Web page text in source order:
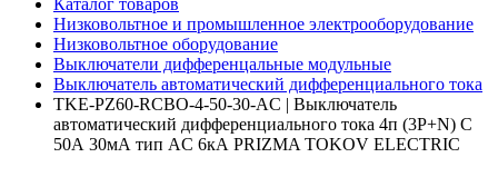
Каталог товаров
Низковольтное и промышленное электрооборудование
Низковольтное оборудование
Выключатели дифференцальные модульные
Выключатель автоматический дифференциального тока
TKE-PZ60-RCBO-4-50-30-AC | Выключатель
автоматический дифференциального тока 4п (3P+N) C
50А 30мА тип AC 6кА PRIZMA TOKOV ELECTRIC